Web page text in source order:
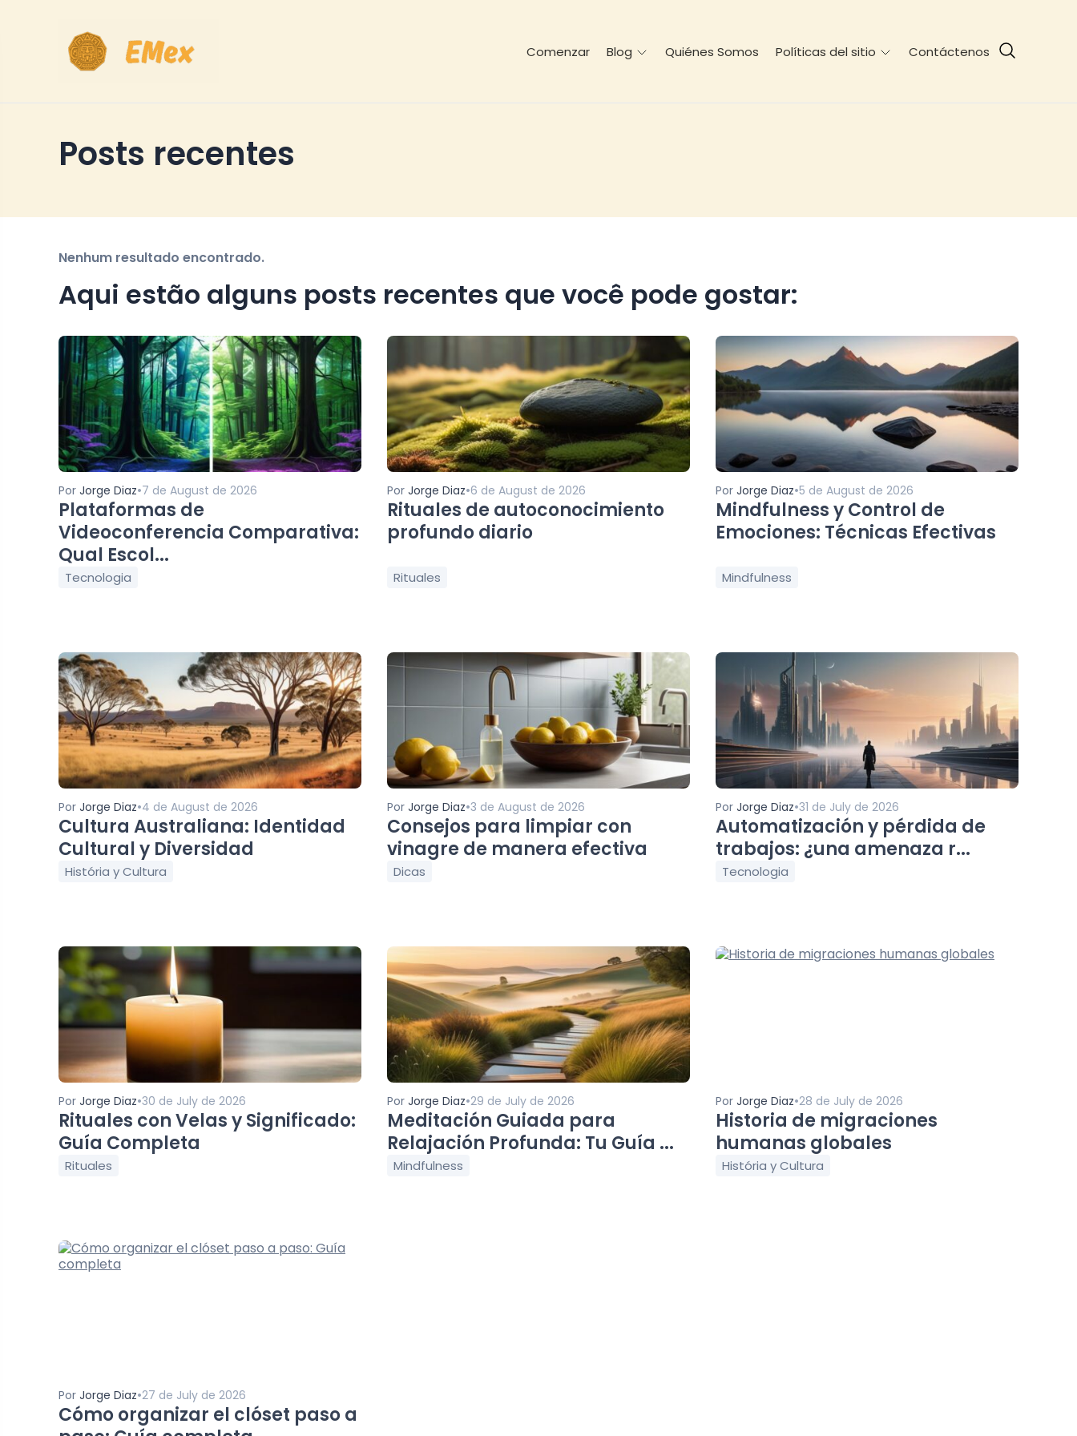
Comenzar Blog Quiénes Somos Políticas del sitio Contáctenos
Posts recentes
Nenhum resultado encontrado.
Aqui estão alguns posts recentes que você pode gostar:
Por Jorge Diaz•7 de August de 2026
Plataformas de
Videoconferencia Comparativa:
Qual Escol...
Tecnologia
Por Jorge Diaz•6 de August de 2026
Rituales de autoconocimiento
profundo diario
Rituales
Por Jorge Diaz•5 de August de 2026
Mindfulness y Control de
Emociones: Técnicas Efectivas
Mindfulness
Por Jorge Diaz•4 de August de 2026
Cultura Australiana: Identidad
Cultural y Diversidad
História y Cultura
Por Jorge Diaz•3 de August de 2026
Consejos para limpiar con
vinagre de manera efectiva
Dicas
Por Jorge Diaz•31 de July de 2026
Automatización y pérdida de
trabajos: ¿una amenaza r...
Tecnologia
Por Jorge Diaz•30 de July de 2026
Rituales con Velas y Significado:
Guía Completa
Rituales
Por Jorge Diaz•29 de July de 2026
Meditación Guiada para
Relajación Profunda: Tu Guía ...
Mindfulness
Por Jorge Diaz•28 de July de 2026
Historia de migraciones
humanas globales
História y Cultura
Por Jorge Diaz•27 de July de 2026
Cómo organizar el clóset paso a